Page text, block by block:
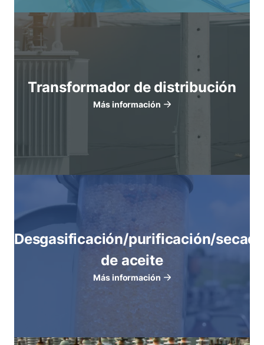
Transformador de distribución
Más información
Desgasificación/purificación/
de aceite
Más información